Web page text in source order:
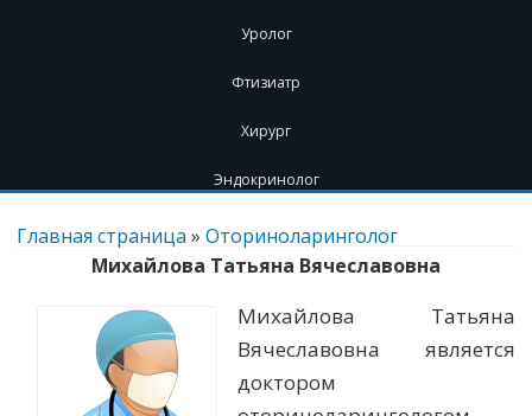
Уролог
Фтизиатр
Хирург
Эндокринолог
Перейти
содержимому
Главная страница » Оториноларинголог
Михайлова Татьяна Вячеславовна
Михайлова Татьяна
Вячеславовна является
доктором